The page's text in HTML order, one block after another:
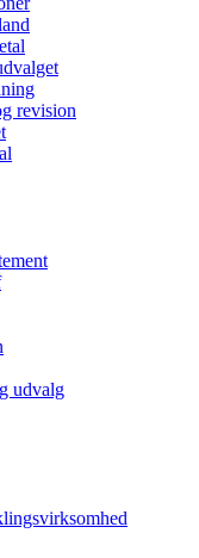
revision
udvalg